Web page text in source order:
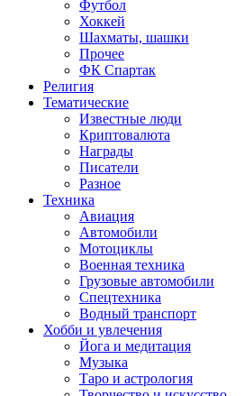
Футбол
Хоккей
Шахматы, шашки
Прочее
ФК Спартак
Религия
Тематические
Известные люди
Криптовалюта
Награды
Писатели
Разное
Техника
Авиация
Автомобили
Мотоциклы
Военная техника
Грузовые автомобили
Спецтехника
Водный транспорт
Хобби и увлечения
Йога и медитация
Музыка
Таро и астрология